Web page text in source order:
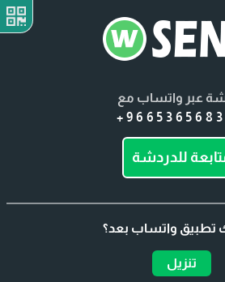
عبر واتساب مع
للدردشة
تطبيق واتساب بعد؟
تنزيل